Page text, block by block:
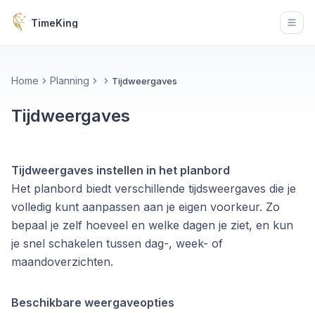
TimeKing
Home Planning Tijdweergaves
Tijdweergaves
Tijdweergaves instellen in het planbord
Het planbord biedt verschillende tijdsweergaves die je
volledig kunt aanpassen aan je eigen voorkeur. Zo
bepaal je zelf hoeveel en welke dagen je ziet, en kun
je snel schakelen tussen dag-, week- of
maandoverzichten.
Beschikbare weergaveopties